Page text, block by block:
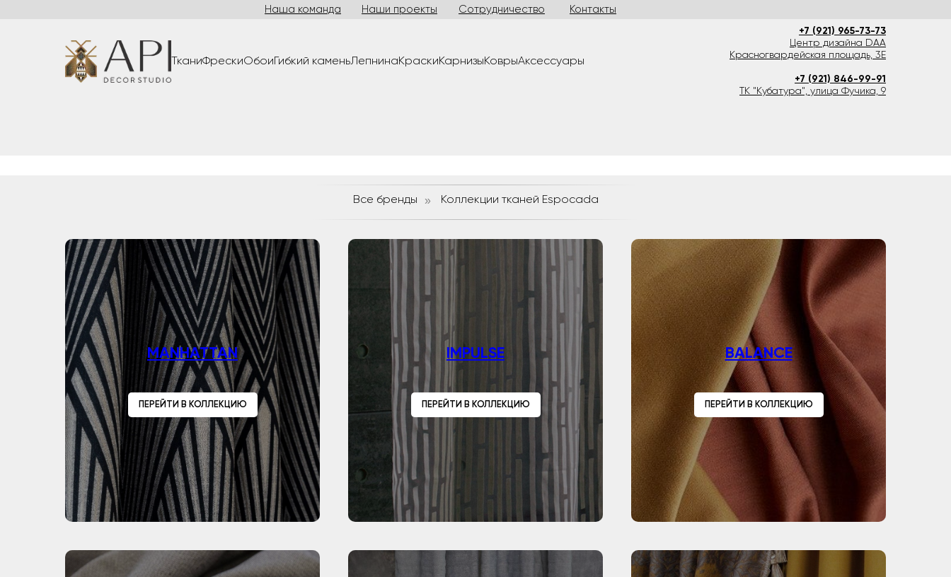
Наша команда Наши проекты Сотрудничество Контакты
ТканиФрескиОбоиГибкий каменьЛепнинаКраскиКарнизыКоврыАксессуары
+7 (921) 965-73-73
Центр дизайна DAA
Красногвардейская площадь, 3Е
+7 (921) 846-99-91
ТК "Кубатура", улица Фучика, 9
Все бренды » Коллекции тканей Espocada
MANHATTAN
ПЕРЕЙТИ В КОЛЛЕКЦИЮ
IMPULSE
ПЕРЕЙТИ В КОЛЛЕКЦИЮ
BALANCE
ПЕРЕЙТИ В КОЛЛЕКЦИЮ